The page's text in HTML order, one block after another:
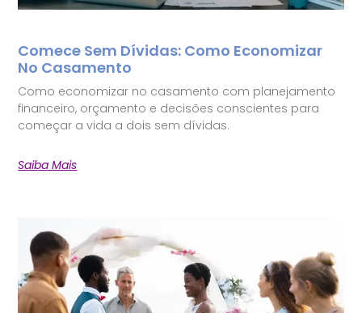
Comece Sem Dívidas: Como Economizar
No Casamento
Como economizar no casamento com planejamento
financeiro, orçamento e decisões conscientes para
começar a vida a dois sem dívidas.
Saiba Mais